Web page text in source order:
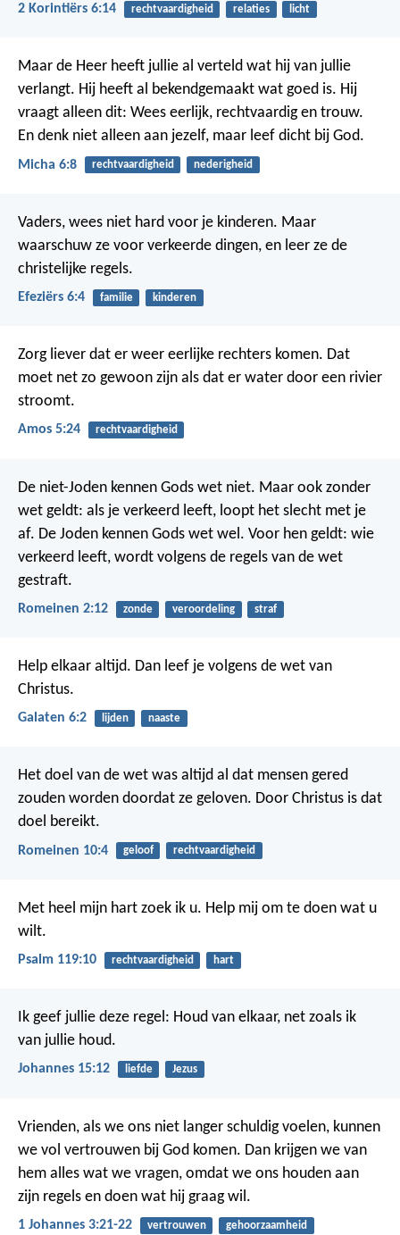
2 Korintiërs 6:14 rechtvaardigheid relaties licht
Maar de Heer heeft jullie al verteld wat hij van jullie
verlangt. Hij heeft al bekendgemaakt wat goed is. Hij
vraagt alleen dit: Wees eerlijk, rechtvaardig en trouw.
En denk niet alleen aan jezelf, maar leef dicht bij God.
Micha 6:8 rechtvaardigheid nederigheid
Vaders, wees niet hard voor je kinderen. Maar
waarschuw ze voor verkeerde dingen, en leer ze de
christelijke regels.
Efeziërs 6:4 familie kinderen
Zorg liever dat er weer eerlijke rechters komen. Dat
moet net zo gewoon zijn als dat er water door een rivier
stroomt.
Amos 5:24 rechtvaardigheid
De niet-Joden kennen Gods wet niet. Maar ook zonder
wet geldt: als je verkeerd leeft, loopt het slecht met je
af. De Joden kennen Gods wet wel. Voor hen geldt: wie
verkeerd leeft, wordt volgens de regels van de wet
gestraft.
Romeinen 2:12 zonde veroordeling straf
Help elkaar altijd. Dan leef je volgens de wet van
Christus.
Galaten 6:2 lijden naaste
Het doel van de wet was altijd al dat mensen gered
zouden worden doordat ze geloven. Door Christus is dat
doel bereikt.
Romeinen 10:4 geloof rechtvaardigheid
Met heel mijn hart zoek ik u. Help mij om te doen wat u
wilt.
Psalm 119:10 rechtvaardigheid hart
Ik geef jullie deze regel: Houd van elkaar, net zoals ik
van jullie houd.
Johannes 15:12 liefde Jezus
Vrienden, als we ons niet langer schuldig voelen, kunnen
we vol vertrouwen bij God komen. Dan krijgen we van
hem alles wat we vragen, omdat we ons houden aan
zijn regels en doen wat hij graag wil.
1 Johannes 3:21-22 vertrouwen gehoorzaamheid